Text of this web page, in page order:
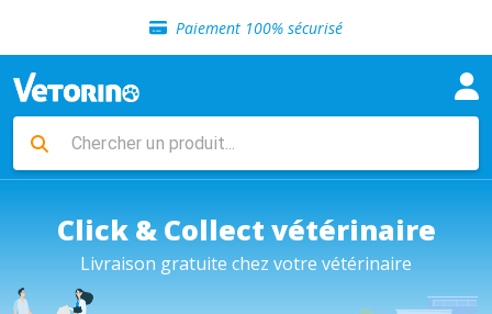
Paiement 100% sécurisé
Livraison gratuite en clinique vétérinaire
Sélection de croquettes vétérinaire
Livraison gratuite en clinique vétérinaire
Retour gratuit en clinique
Click & Collect vétérinaire
Livraison gratuite chez votre vétérinaire